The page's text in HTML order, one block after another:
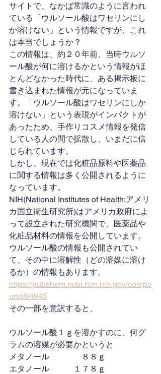
サイトで、なかば常識のように言われ
ている「ウルソール酸はワセリンにし
か溶けない」という情報ですが、これ
は本当でしょうか？
この情報は、約２０年前、当時ウルソ
ール酸が何に溶けるかという情報がほ
とんどなかった時代に、ある掲示板に
書き込まれた情報が元になっていま
す。「ウルソール酸はワセリンにしか
溶けない」という表現がインパクトが
あったため、手作りコスメ情報を発信
している人の間で拡散し、いまだに信
じられています。
しかし、現在では化粧品原料や医薬品
に関する情報は多く公開されるように
なっています。
NIH(National Institutes of Health:アメリ
カ国立衛生研究所)はアメリカ政府によ
って設立された研究機関で、医薬品や
化粧品材料の情報を公開しています。
ウルソール酸の情報も公開されてい
て、その中に溶解性（どの溶媒に溶け
るか）の情報もあります。
https://pubchem.ncbi.nlm.nih.gov/compo
und/64945
その一部を意訳すると、
ウルソール酸１ｇを溶かすのに、何グ
ラムの溶媒が必要かというと
メタノール　　　　８８ｇ
エタノール　　　１７８ｇ